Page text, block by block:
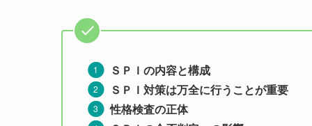
ＳＰＩの内容と構成
ＳＰＩ対策は万全に行うことが重要
性格検査の正体